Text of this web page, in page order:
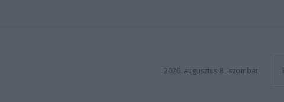
2026. augusztus 8., szombat